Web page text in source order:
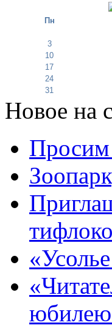
Пн
3
10
17
24
31
Новое на
Просим
юбилею